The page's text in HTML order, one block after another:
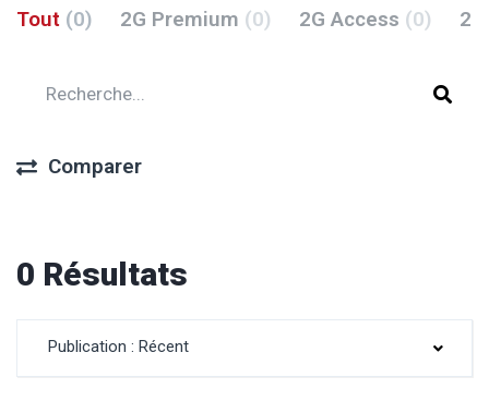
Tout (0) 2G Premium (0) 2G Access (0)
Comparer
0 Résultats
Publication : Récent